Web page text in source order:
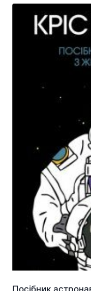
Посібник